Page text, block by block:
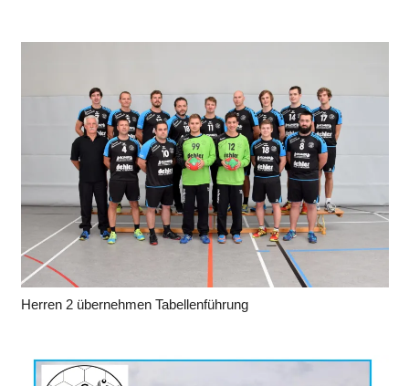
Herren 2 übernehmen Tabellenführung